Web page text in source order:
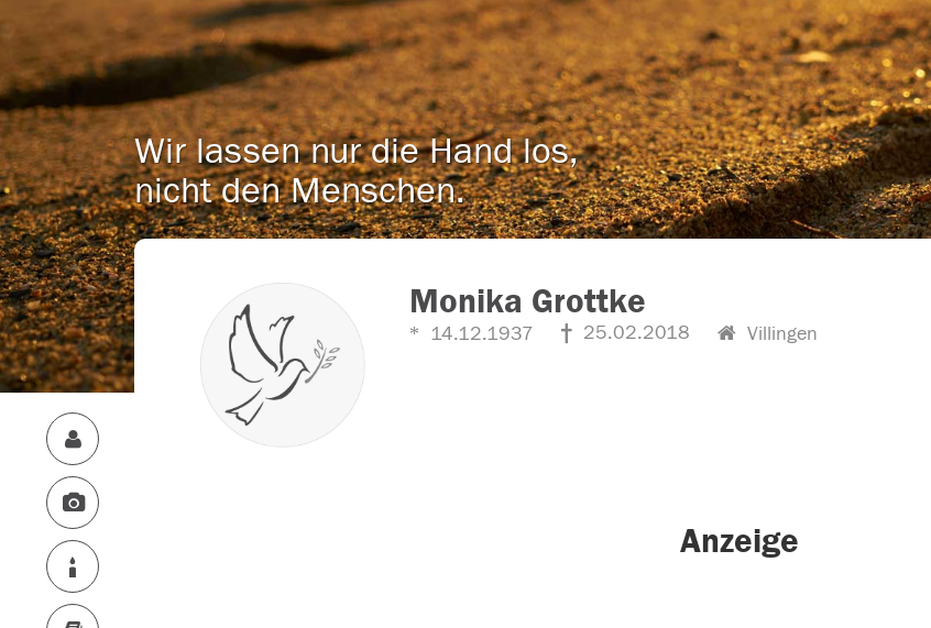
Wir lassen nur die Hand los,
nicht den Menschen.
Monika Grottke
14.12.1937 25.02.2018 Villingen
Anzeige